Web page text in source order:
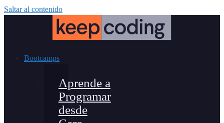
Saltar al contenido
Bootcamps
Aprende a
Programar
desde